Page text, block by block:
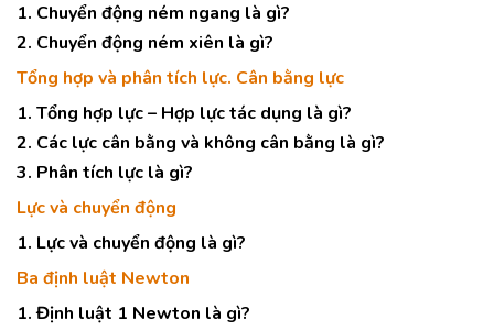
1. Chuyển động ném ngang là gì?
2. Chuyển động ném xiên là gì?
Tổng hợp và phân tích lực. Cân bằng lực
1. Tổng hợp lực – Hợp lực tác dụng là gì?
2. Các lực cân bằng và không cân bằng là gì?
3. Phân tích lực là gì?
Lực và chuyển động
1. Lực và chuyển động là gì?
Ba định luật Newton
1. Định luật 1 Newton là gì?